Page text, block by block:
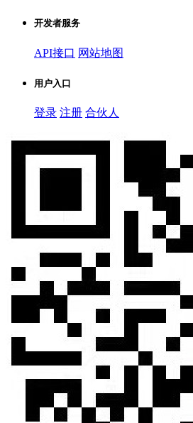
开发者服务
API接口 网站地图
用户入口
登录 注册 合伙人